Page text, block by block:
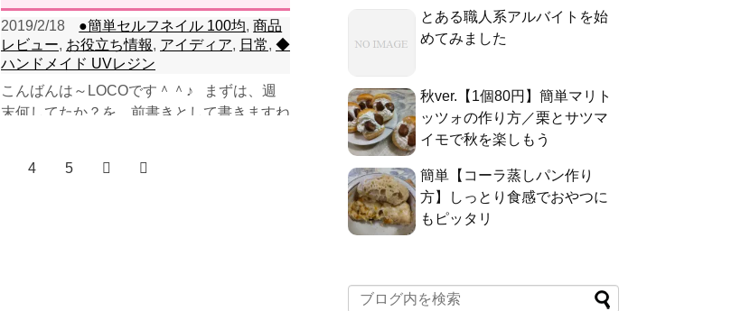
2019/2/18 ●簡単セルフネイル 100均,商品
レビュー, お役立ち情報, アイディア, 日常, ◆
ハンドメイド UVレジン
こんばんは～LOCOです＾＾♪ まずは、週
末何してたか？を、前書きとして書きますね
4 5
とある職人系アルバイトを始
めてみました
秋ver.【1個80円】簡単マリト
ッツォの作り方／栗とサツマ
イモで秋を楽しもう
簡単【コーラ蒸しパン作り
方】しっとり食感でおやつに
もピッタリ